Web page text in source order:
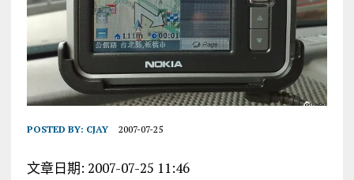
POSTED BY: CJAY 2007-07-25
文章日期: 2007-07-25 11:46